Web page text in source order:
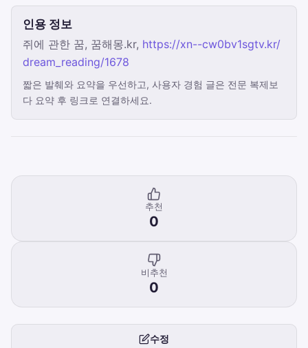
인용 정보
쥐에 관한 꿈, 꿈해몽.kr, https://xn--cw0bv1sgtv.kr/
dream_reading/1678
짧은 발췌와 요약을 우선하고, 사용자 경험 글은 전문 복제보
다 요약 후 링크로 연결하세요.
추천
0
비추천
0
수정